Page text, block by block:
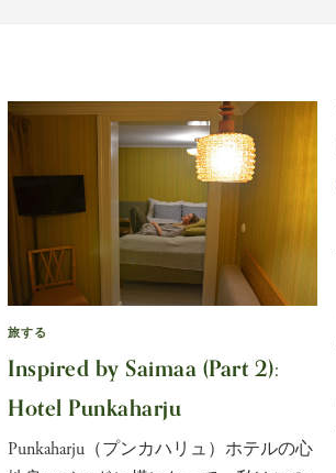
旅する
Inspired by Saimaa (Part 2):
Hotel Punkaharju
Punkaharju（プンカハリュ）ホテルの心